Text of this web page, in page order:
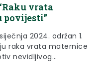
vrata
povijesti”
2024. održan 1.
raka vrata maternice
nevidljivog